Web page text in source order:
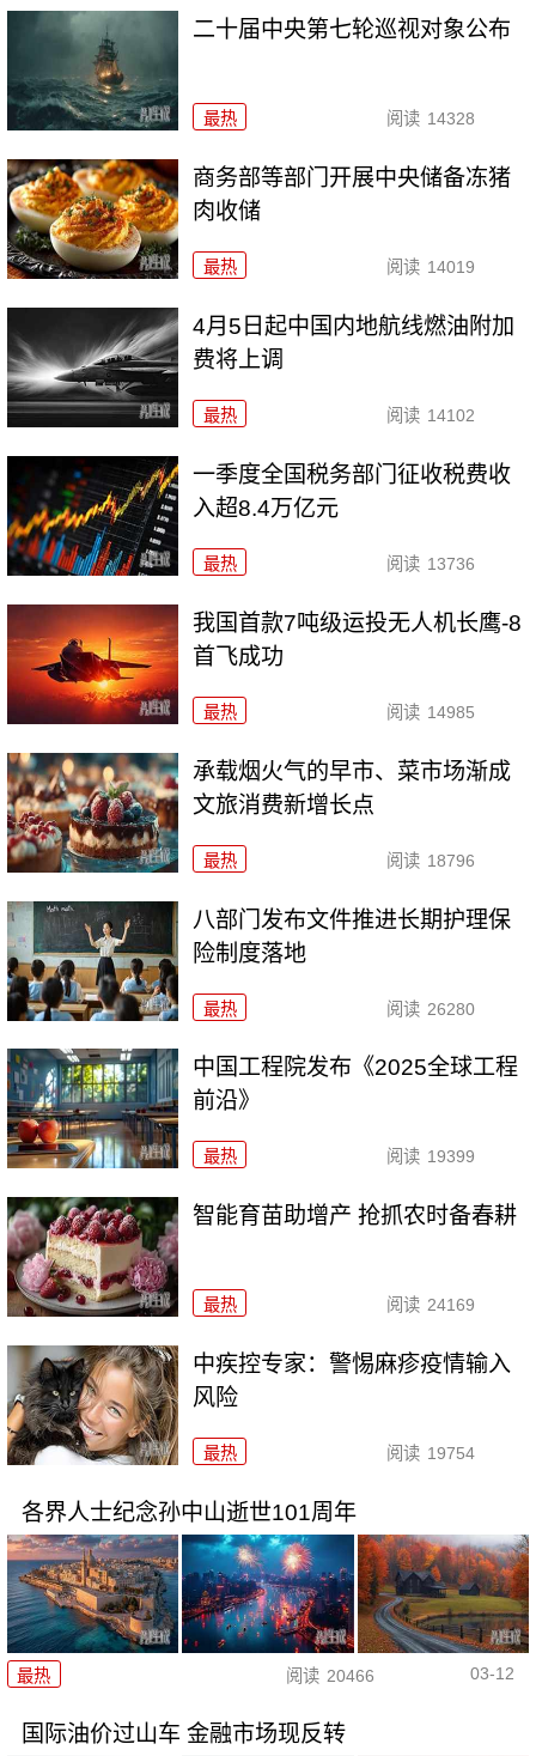
二十届中央第七轮巡视对象公布
最热 阅读 14328
商务部等部门开展中央储备冻猪
肉收储
最热 阅读 14019
4月5日起中国内地航线燃油附加
费将上调
最热 阅读 14102
一季度全国税务部门征收税费收
入超8.4万亿元
最热 阅读 13736
我国首款7吨级运投无人机长鹰-8
首飞成功
最热 阅读 14985
承载烟火气的早市、菜市场渐成
文旅消费新增长点
最热 阅读 18796
八部门发布文件推进长期护理保
险制度落地
最热 阅读 26280
中国工程院发布《2025全球工程
前沿》
最热 阅读 19399
智能育苗助增产 抢抓农时备春耕
最热 阅读 24169
中疾控专家：警惕麻疹疫情输入
风险
最热 阅读 19754
各界人士纪念孙中山逝世101周年
最热 阅读 20466 03-12
国际油价过山车 金融市场现反转